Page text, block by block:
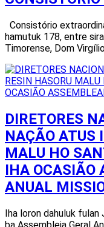
Consistório
hamutuk 178, entre
Timorense, Dom
DIRETORES
NAÇÃO ATUS
MALU HO
IHA OCASIÃO
ANUAL
Iha loron dahuluk fulan